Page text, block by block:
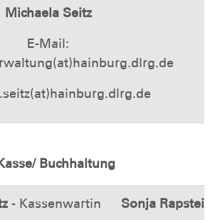
Michaela Seitz
E-Mail:
Buchhaltung
- Kassenwartin
Sonja Rapstein